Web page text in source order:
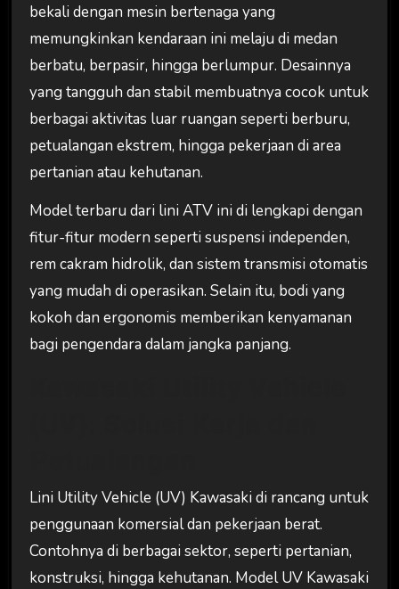
bekali dengan mesin bertenaga yang
memungkinkan kendaraan ini melaju di medan
berbatu, berpasir, hingga berlumpur. Desainnya
yang tangguh dan stabil membuatnya cocok untuk
berbagai aktivitas luar ruangan seperti berburu,
petualangan ekstrem, hingga pekerjaan di area
pertanian atau kehutanan.
Model terbaru dari lini ATV ini di lengkapi dengan
fitur-fitur modern seperti suspensi independen,
rem cakram hidrolik, dan sistem transmisi otomatis
yang mudah di operasikan. Selain itu, bodi yang
kokoh dan ergonomis memberikan kenyamanan
bagi pengendara dalam jangka panjang.
Lini Utility Vehicle (UV) Kawasaki di rancang untuk
penggunaan komersial dan pekerjaan berat.
Contohnya di berbagai sektor, seperti pertanian,
konstruksi, hingga kehutanan. Model UV Kawasaki